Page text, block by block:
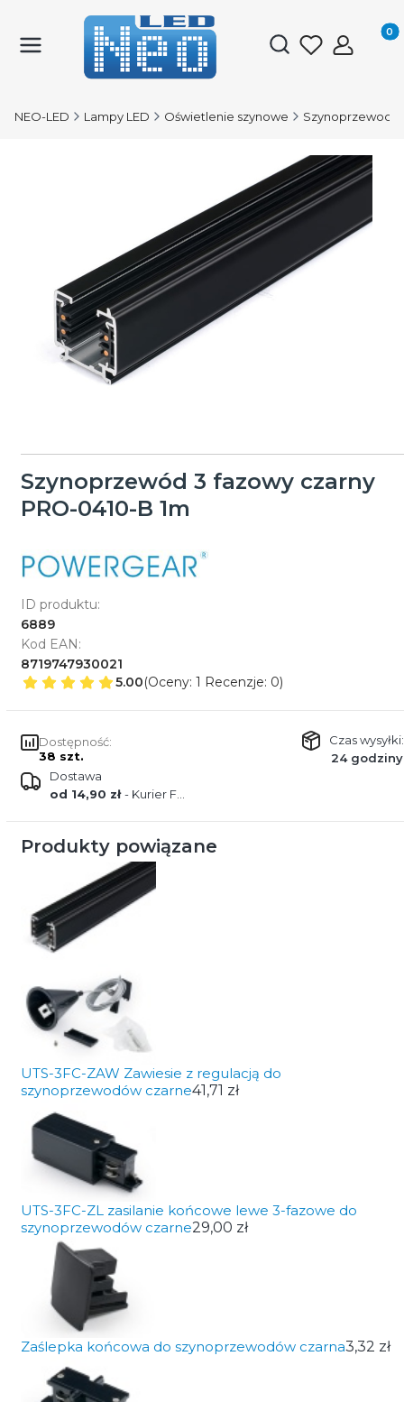
Otwórz
NEO-LED Lampy LED Oświetlenie szynowe Szynoprzewody
Szynoprzewód 3 fazowy czarny
PRO-0410-B 1m
ID produktu:
6889
Kod EAN:
8719747930021
5.00(Oceny: 1 Recenzje: 0)
Dostępność:
38 szt.
Czas wysyłki:
24 godziny
Dostawa
od 14,90 zł- Kurier FEDEX
Produkty powiązane
UTS-3FC-ZAW Zawiesie z regulacją do
szynoprzewodów czarne41,71 zł
UTS-3FC-ZL zasilanie końcowe lewe 3-fazowe do
szynoprzewodów czarne29,00 zł
Zaślepka końcowa do szynoprzewodów czarna3,32 zł